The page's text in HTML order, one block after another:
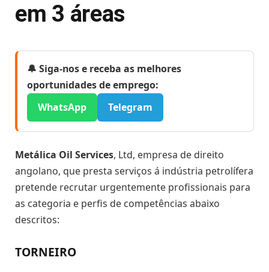
em 3 áreas
🔔 Siga-nos e receba as melhores
oportunidades de emprego:
WhatsApp
Telegram
Metálica Oil Services, Ltd, empresa de direito
angolano, que presta serviços á indústria petrolífera
pretende recrutar urgentemente profissionais para
as categoria e perfis de competências abaixo
descritos:
TORNEIRO